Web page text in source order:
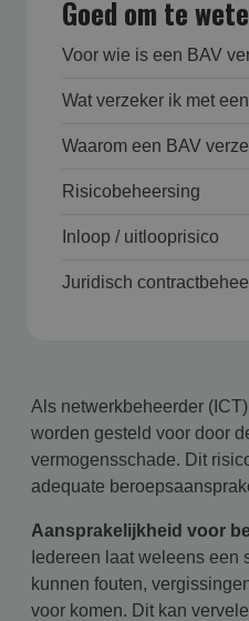
Goed om te
Voor wie is een BAV
Wat verzeker ik met
Waarom een BAV
Risicobeheersing
Inloop / uitlooprisico
Juridisch
Als netwerkbeheerder
worden gesteld voor door
vermogensschade. Dit
adequate
Aansprakelijkheid voor
Iedereen laat weleens een
kunnen fouten,
voor komen. Dit kan